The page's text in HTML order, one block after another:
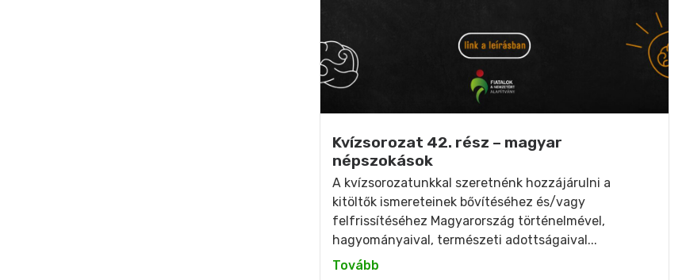
Kvízsorozat 42. rész – magyar
népszokások
A kvízsorozatunkkal szeretnénk hozzájárulni a
kitöltők ismereteinek bővítéséhez és/vagy
felfrissítéséhez Magyarország történelmével,
hagyományaival, természeti adottságaival...
Tovább